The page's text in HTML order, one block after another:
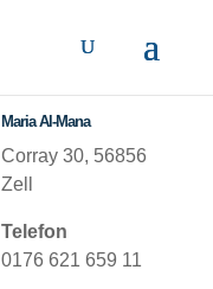
Maria Al-Mana
Corray 30, 56856
Zell
Telefon
0176 621 659 11